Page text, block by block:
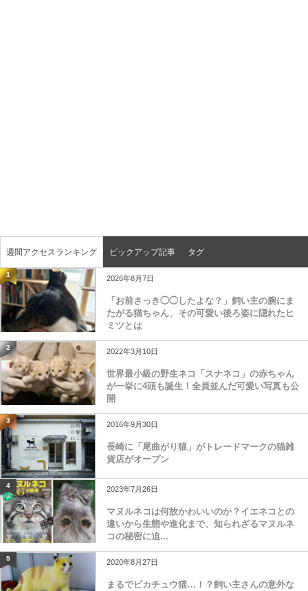
週間アクセスランキング ピックアップ記事 タグ
1 2026年8月7日
「お前さっき◯◯したよな？」飼い主の腕にま
たがる猫ちゃん、その可愛い後ろ姿に隠れたヒ
ミツとは
2 2022年3月10日
世界最小級の野生ネコ「スナネコ」の赤ちゃん
が一挙に4頭も誕生！全員並んだ可愛い写真も公
開
3 2016年9月30日
長崎に「尾曲がり猫」がトレードマークの猫雑
貨店がオープン
4 2023年7月26日
マヌルネコは何故かわいいのか？イエネコとの
違いから生態や進化まで、知られざるマヌルネ
コの秘密に迫...
5 2020年8月27日
まるでピカチュウ猫…！？飼い主さんの意外な